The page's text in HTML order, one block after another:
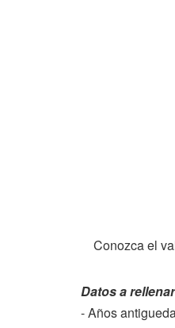
Conozca el
Datos a
- Años